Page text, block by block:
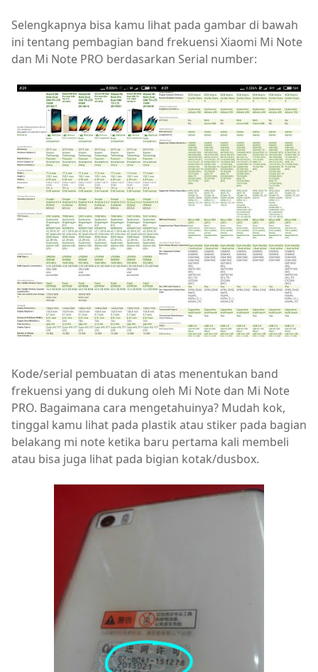
Selengkapnya bisa kamu lihat pada gambar di bawah
ini tentang pembagian band frekuensi Xiaomi Mi Note
dan Mi Note PRO berdasarkan Serial number:
Kode/serial pembuatan di atas menentukan band
frekuensi yang di dukung oleh Mi Note dan Mi Note
PRO. Bagaimana cara mengetahuinya? Mudah kok,
tinggal kamu lihat pada plastik atau stiker pada bagian
belakang mi note ketika baru pertama kali membeli
atau bisa juga lihat pada bigian kotak/dusbox.